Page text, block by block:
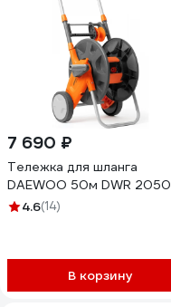
7 690 ₽
Тележка для шланга
DAEWOO 50м DWR 2050
4.6(14)
В корзину